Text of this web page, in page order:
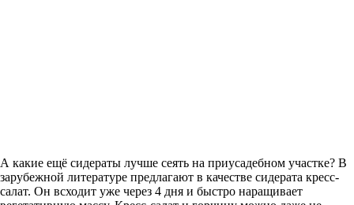
А какие ещё сидераты лучше сеять на приусадебном участке? В
зарубежной литературе предлагают в качестве сидерата кресс-
салат. Он всходит уже через 4 дня и быстро наращивает